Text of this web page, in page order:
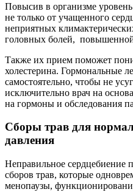
Повысив в организме
не только от учащенного
неприятных
головных болей,
Также их прием поможет
холестерина. Гормональные
самостоятельно, чтобы не
исключительно врач на
на гормоны и обследования
Сборы трав для
давления
Неправильное сердцебиение
сборов трав, которые
менопаузы,